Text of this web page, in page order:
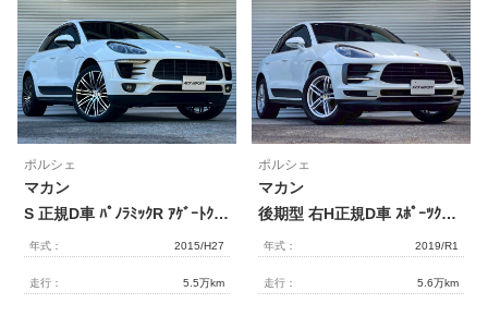
ポルシェ
マカン
S 正規D車 ﾊﾟﾉﾗﾐｯｸR ｱｹﾞｰﾄｸﾞﾚｰ半革 純正ﾅﾋﾞ地ﾃﾞｼﾞ Bｶﾒﾗ＆PAS 電動Rｹﾞｰﾄ ﾊﾞｲｷｾﾉﾝHL(PDLS付) 純正21ｲﾝﾁ911ﾀｰﾎﾞﾃﾞｻﾞｲﾝAW 禁煙
年式： 2015/H27
走行： 5.5万km
ポルシェ
マカン
後期型 右H正規D車 ｽﾎﾟｰﾂｸﾛﾉPKG ﾊﾟﾉﾗﾐｯｸR ﾍﾞｰｼﾞｭ革 ｼｰﾄﾋｰﾀｰ 14WAYﾊﾟﾜｰｼｰﾄ 3ｿﾞｰﾝAC PCMﾅﾋﾞ(10.9ｲﾝﾁ) 全周ｶﾒﾗ＆PAS ACC＆LCA＆LDW LEDﾍｯﾄﾞﾗｲﾄ ｺﾝﾌｫｰﾄA 電動Rｹﾞｰﾄ ｽﾎﾟｰﾂﾃｰﾙﾊﾟｲﾌﾟ PASM 純正19ｲﾝﾁAW 禁煙
年式： 2019/R1
走行： 5.6万km